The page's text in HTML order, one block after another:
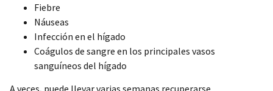
Fiebre
Náuseas
Infección en el hígado
Coágulos de sangre en los principales vasos
sanguíneos del hígado
A veces, puede llevar varias semanas recuperarse